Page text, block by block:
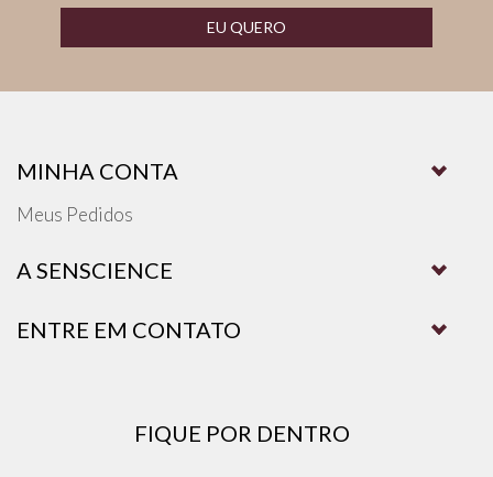
EU QUERO
MINHA CONTA
Meus Pedidos
A SENSCIENCE
ENTRE EM CONTATO
FIQUE POR DENTRO